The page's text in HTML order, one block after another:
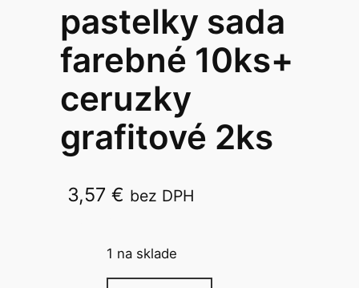
pastelky sada
farebné 10ks+
ceruzky
grafitové 2ks
3,57€ bez DPH
1 na sklade